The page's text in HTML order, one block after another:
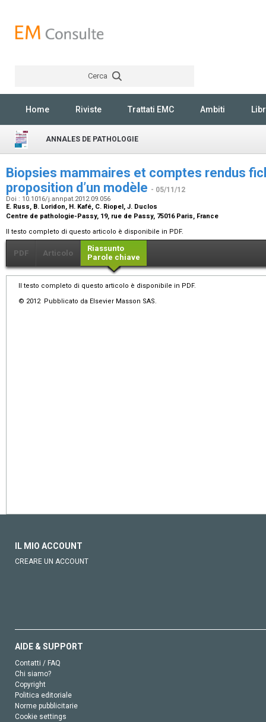
Cerca
Home Riviste Trattati EMC Ambiti
ANNALES DE PATHOLOGIE
Biopsies mammaires et comptes rendus
proposition d’un modèle - 05/11/12
Doi : 10.1016/j.annpat.2012.09.056
E. Russ, B. Loridon, H. Kafé, C. Riopel, J. Duclos
Centre de pathologie-Passy, 19, rue de Passy, 75016 Paris, France
Il testo completo di questo articolo è disponibile in PDF.
PDF Articolo
Riassunto
Parole chiave
Il testo completo di questo articolo è disponibile in PDF.
© 2012 Pubblicato da Elsevier Masson SAS.
IL MIO ACCOUNT
CREARE UN ACCOUNT
AIDE & SUPPORT
Contatti / FAQ
Chi siamo?
Copyright
Politica editoriale
Norme pubblicitarie
Cookie settings